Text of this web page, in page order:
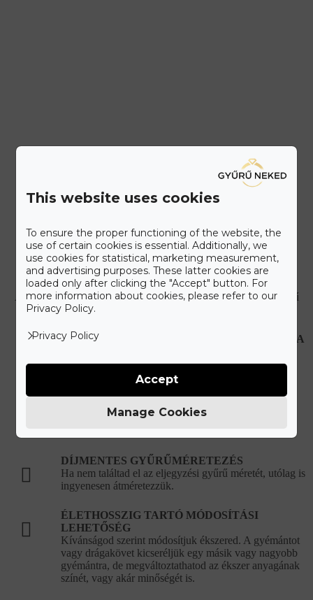
Ismerd meg a Gyűrű Neked
Care+ csomagot
A maximális kényelmet szem előtt tartva állítottuk össze a Gyűrű
Neked Care+ csomagot, melyet alább olvashat.
HIBÁS, VAGY SÉRÜLT ÉKSZEREK JAVÍTÁSA
mi álljuk a javítási és szállítási költségeket.
LEHETŐSÉG
Ékszered eredeti csillogását bármikor ingyenesen
DÍJMENTES GYŰRŰMÉRETEZÉS
Ha nem találtad el az eljegyzési gyűrű méretét, utólag is
ingyenesen átméretezzük.
ÉLETHOSSZIG TARTÓ MÓDOSÍTÁSI
LEHETŐSÉG
Kívánságod szerint módosítjuk ékszered. A gyémántot
vagy drágakövet kicseréljük egy másik vagy nagyobb
gyémántra, de megváltoztathatod az ékszer anyagának
színét, vagy akár minőségét is.
This website uses cookies
To ensure the proper functioning of the website, the
use of certain cookies is essential. Additionally, we
use cookies for statistical, marketing measurement,
and advertising purposes. These latter cookies are
loaded only after clicking the "Accept" button. For
more information about cookies, please refer to our
Privacy Policy.
Privacy Policy
Manage Cookies
Accept